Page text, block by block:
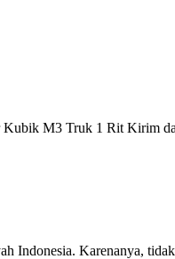
Kubik M3 Truk 1 Rit Kirim
Indonesia. Karenanya,